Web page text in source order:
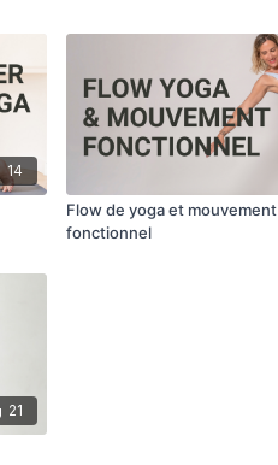
14
Flow de yoga et mouvement
fonctionnel
21